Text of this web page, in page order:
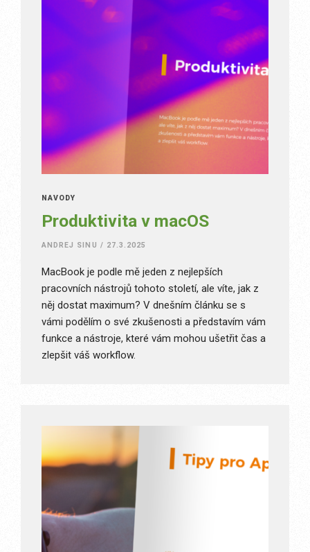
NÁVODY
Produktivita v macOS
ANDREJ SINU / 27.3.2025
MacBook je podle mě jeden z nejlepších
pracovních nástrojů tohoto století, ale víte, jak z
něj dostat maximum? V dnešním článku se s
vámi podělím o své zkušenosti a představím vám
funkce a nástroje, které vám mohou ušetřit čas a
zlepšit váš workflow.